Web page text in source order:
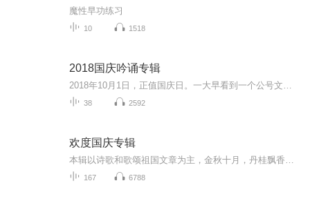
魔性早功练习
10 1518
2018国庆吟诵专辑
38 2592
欢度国庆专辑
167 6788